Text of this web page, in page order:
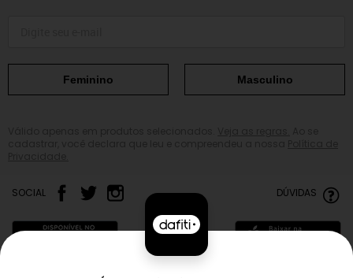
Feminino Masculino
SOCIAL DÚVIDAS